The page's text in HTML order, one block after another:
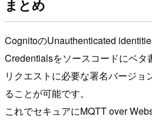
まとめ
CognitoのUnauthenticated
Credentialsをソースコードにベタ
リクエストに必要な署名バージョ
ることが可能です。
これでセキュアにMQTT over